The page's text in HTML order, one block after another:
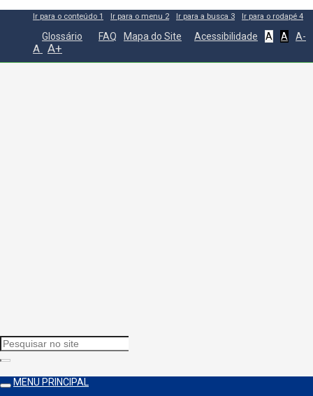
Ir para o conteúdo 1 Ir para o menu 2 Ir para a busca 3 Ir para o rodapé 4
Glossário FAQ Mapa do Site Acessibilidade A A A-
A A+
MENU PRINCIPAL